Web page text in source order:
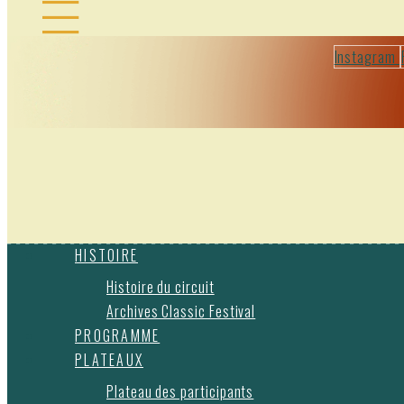
Instagram
HISTOIRE
Histoire du circuit
Archives Classic Festival
PROGRAMME
PLATEAUX
Plateau des participants